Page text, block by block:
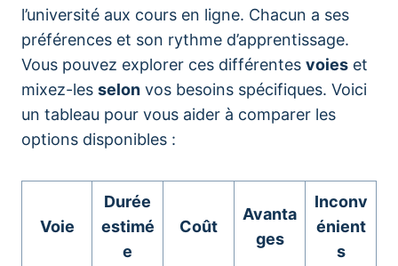
l’université aux cours en ligne. Chacun a ses
préférences et son rythme d’apprentissage.
Vous pouvez explorer ces différentes voies et
mixez-les selon vos besoins spécifiques. Voici
un tableau pour vous aider à comparer les
options disponibles :
Voie
Durée
estimé
e
Coût
Avanta
ges
Inconv
énient
s